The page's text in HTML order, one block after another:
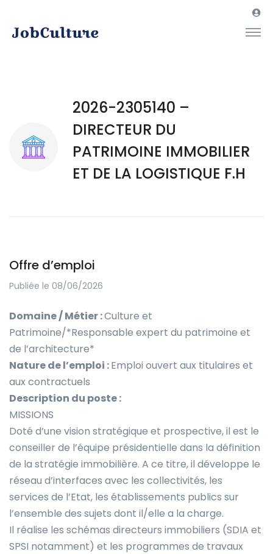
2026-2305140 –
DIRECTEUR DU
PATRIMOINE IMMOBILIER
ET DE LA LOGISTIQUE F.H
Offre d’emploi
Publiée le 08/06/2026
Domaine / Métier :Culture et
Patrimoine/*Responsable expert du patrimoine et
de l’architecture*
Nature de l’emploi :Emploi ouvert aux titulaires et
aux contractuels
Description du poste :
MISSIONS
Doté d’une vision stratégique et prospective, il est le
conseiller de l’équipe présidentielle dans la définition
de la stratégie immobilière. A ce titre, il développe le
réseau d’interfaces avec les collectivités, les
services de l’Etat, les établissements publics sur
l’ensemble des sujets dont il/elle a la charge.
Il réalise les schémas directeurs immobiliers (SDIA et
SPSI notamment) et les programmes de travaux